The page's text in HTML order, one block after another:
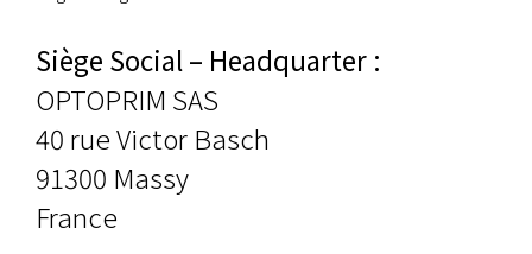
Siège Social – Headquarter :
OPTOPRIM SAS
40 rue Victor Basch
91300 Massy
France